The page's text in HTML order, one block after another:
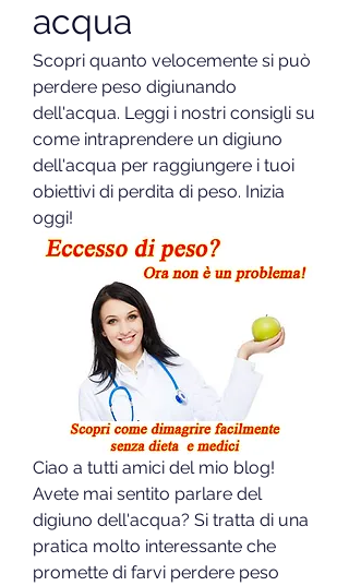
acqua
Scopri quanto velocemente si può
perdere peso digiunando
dell'acqua. Leggi i nostri consigli su
come intraprendere un digiuno
dell'acqua per raggiungere i tuoi
obiettivi di perdita di peso. Inizia
oggi!
Ciao a tutti amici del mio blog!
Avete mai sentito parlare del
digiuno dell'acqua? Si tratta di una
pratica molto interessante che
promette di farvi perdere peso